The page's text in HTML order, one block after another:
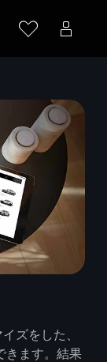
ズをした、
きます。結果